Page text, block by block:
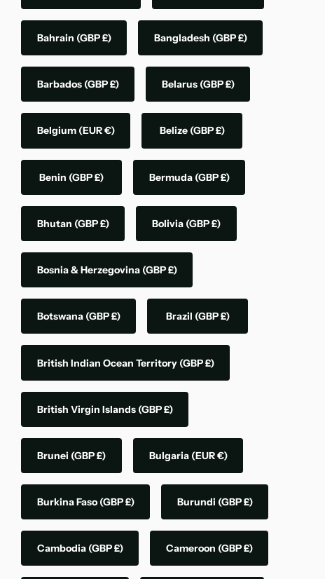
Bahrain (GBP £) Bangladesh (GBP £)
Barbados (GBP £) Belarus (GBP £)
Belgium (EUR €) Belize (GBP £)
Benin (GBP £) Bermuda (GBP £)
Bhutan (GBP £) Bolivia (GBP £)
Bosnia & Herzegovina (GBP £)
Botswana (GBP £) Brazil (GBP £)
British Indian Ocean Territory (GBP £)
British Virgin Islands (GBP £)
Brunei (GBP £) Bulgaria (EUR €)
Burkina Faso(GBP £) Burundi (GBP £)
Cambodia (GBP £) Cameroon (GBP £)